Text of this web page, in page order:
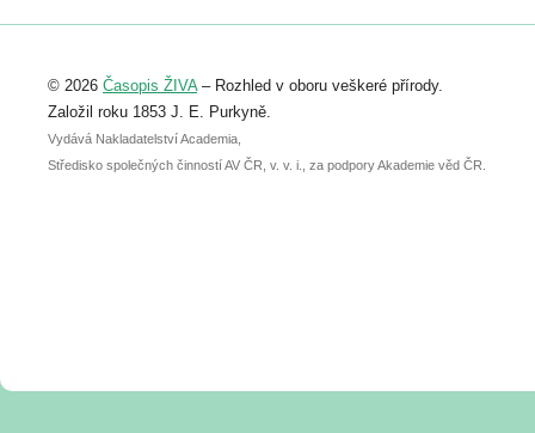
Registrovat se můžete do 6. září.
abstraktu přihlášené přednášky nebo
posteru je už 30. června.
© 2026 Časopis ŽIVA– Rozhled v oboru veškeré přírody.
Založil roku 1853 J. E. Purkyně.
Vydává Nakladatelství Academia,
Středisko společných činností AV ČR, v. v. i., za podpory Akademie věd ČR.